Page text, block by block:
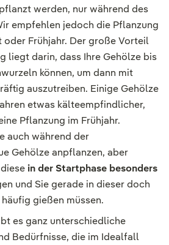
werden, nur während des
empfehlen jedoch die Pflanzung
Frühjahr. Der große Vorteil
liegt darin, dass Ihre Gehölze bis
können, um dann mit
auszutreiben. Einige Gehölze
etwas kälteempfindlicher,
Pflanzung im Frühjahr.
auch während der
Gehölze anpflanzen, aber
in der Startphase besonders
und Sie gerade in dieser doch
gießen müssen.
es ganz unterschiedliche
Bedürfnisse, die im Idealfall